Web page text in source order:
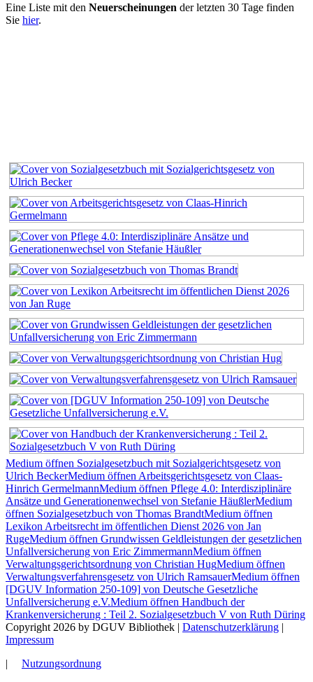
Eine Liste mit den Neuerscheinungen der letzten 30 Tage finden
Sie hier.
Medium öffnen Sozialgesetzbuch mit Sozialgerichtsgesetz von
Ulrich BeckerMedium öffnen Arbeitsgerichtsgesetz von Claas-
Hinrich GermelmannMedium öffnen Pflege 4.0: Interdisziplinäre
Ansätze und Generationenwechsel von Stefanie HäußlerMedium
öffnen Sozialgesetzbuch von Thomas BrandtMedium öffnen
Lexikon Arbeitsrecht im öffentlichen Dienst 2026 von Jan
RugeMedium öffnen Grundwissen Geldleistungen der gesetzlichen
Unfallversicherung von Eric ZimmermannMedium öffnen
Verwaltungsgerichtsordnung von Christian HugMedium öffnen
Verwaltungsverfahrensgesetz von Ulrich RamsauerMedium öffnen
[DGUV Information 250-109] von Deutsche Gesetzliche
Unfallversicherung e.V.Medium öffnen Handbuch der
Krankenversicherung : Teil 2. Sozialgesetzbuch V von Ruth Düring
Copyright 2026 by DGUV Bibliothek | Datenschutzerklärung |
Impressum
| Nutzungsordnung